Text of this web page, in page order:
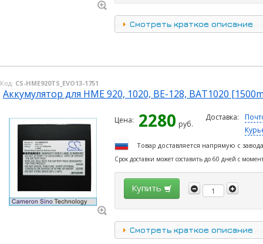
Смотреть краткое описание
Код: CS-HME920TS_EVO13-1751
Аккумулятор для HME 920, 1020, BE-128, BAT1020
Цена: 2280 руб.
Доставка:
Товар доставляется напрямую с
Срок доставки может составить до 60 дней с
Купить
Смотреть краткое описание